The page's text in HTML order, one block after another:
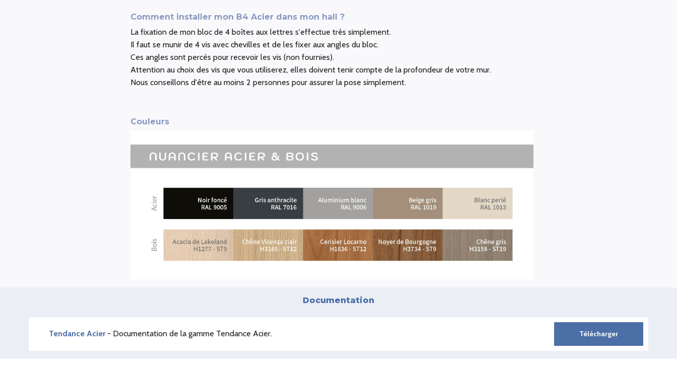
Comment installer mon B4 Acier dans mon hall ?
La fixation de mon bloc de 4 boîtes aux lettres s'effectue très simplement.
Il faut se munir de 4 vis avec chevilles et de les fixer aux angles du bloc.
Ces angles sont percés pour recevoir les vis (non fournies).
Attention au choix des vis que vous utiliserez, elles doivent tenir compte de la profondeur de votre mur.
Nous conseillons d'être au moins 2 personnes pour assurer la pose simplement.
Couleurs
Documentation
Tendance Acier- Documentation de la gamme Tendance Acier. Télécharger